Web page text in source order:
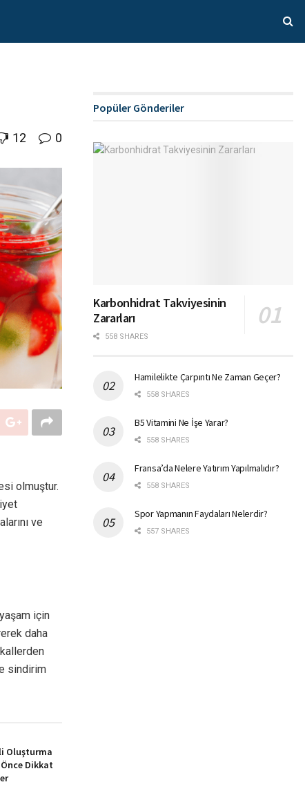
12 0
olmuştur.
ve
için
daha
sindirim
Oluşturma
Dikkat
Popüler Gönderiler
Karbonhidrat Takviyesinin
Zararları
558 SHARES
Hamilelikte Çarpıntı Ne Zaman Geçer?
558 SHARES
B5 Vitamini Ne İşe Yarar?
558 SHARES
Fransa’da Nelere Yatırım Yapılmalıdır?
558 SHARES
Spor Yapmanın Faydaları Nelerdir?
557 SHARES